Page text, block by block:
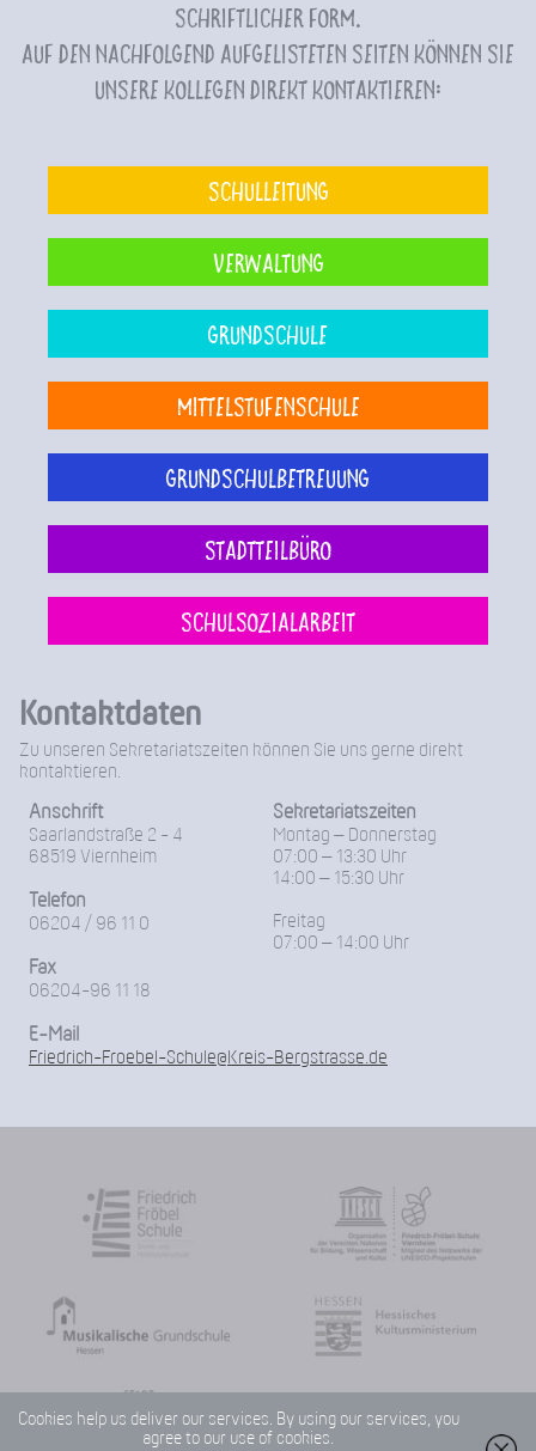
schriftlicher Form.
Auf den nachfolgend aufgelisteten Seiten können Sie
unsere Kollegen direkt kontaktieren:
Schulleitung
Verwaltung
Grundschule
Mittelstufenschule
Grundschulbetreuung
Stadtteilbüro
Schulsozialarbeit
Kontaktdaten
Zu unseren Sekretariatszeiten können Sie uns gerne direkt
kontaktieren.
Anschrift
Saarlandstraße 2 - 4
68519 Viernheim
Telefon
06204 / 96 11 0
Fax
06204-96 11 18
Sekretariatszeiten
Montag – Donnerstag
07:00 – 13:30 Uhr
14:00 – 15:30 Uhr
Freitag
07:00 – 14:00 Uhr
E-Mail
Friedrich-Froebel-Schule@Kreis-Bergstrasse.de
Cookies help us deliver our services. By using our services, you
agree to our use of cookies.